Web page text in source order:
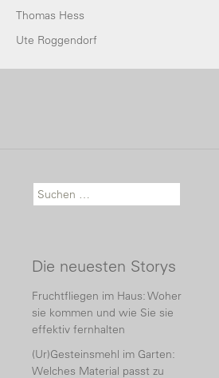
Thomas Hess
Ute Roggendorf
Suche nach:
Die neuesten Storys
Fruchtfliegen im Haus: Woher
sie kommen und wie Sie sie
effektiv fernhalten
(Ur)Gesteinsmehl im Garten:
Welches Material passt zu